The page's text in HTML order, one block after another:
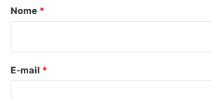
r
*
Nome *
E-mail *